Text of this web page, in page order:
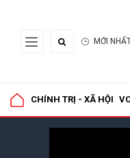
MỚI
CHÍNH TRỊ - XÃ HỘI